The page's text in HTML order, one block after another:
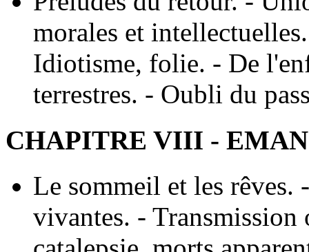
morales et
Idiotisme, folie. - De
terrestres. - Oubli du
CHAPITRE VIII -
Le sommeil et les rêves.
vivantes. - Transmission